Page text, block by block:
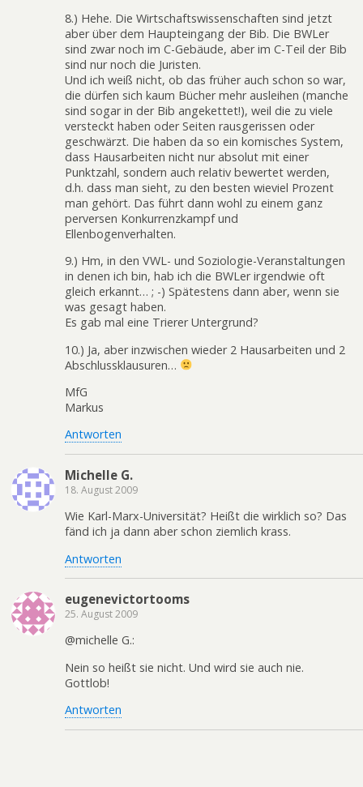
8.) Hehe. Die Wirtschaftswissenschaften sind jetzt
aber über dem Haupteingang der Bib. Die BWLer
sind zwar noch im C-Gebäude, aber im C-Teil der Bib
sind nur noch die Juristen.
Und ich weiß nicht, ob das früher auch schon so war,
die dürfen sich kaum Bücher mehr ausleihen (manche
sind sogar in der Bib angekettet!), weil die zu viele
versteckt haben oder Seiten rausgerissen oder
geschwärzt. Die haben da so ein komisches System,
dass Hausarbeiten nicht nur absolut mit einer
Punktzahl, sondern auch relativ bewertet werden,
d.h. dass man sieht, zu den besten wieviel Prozent
man gehört. Das führt dann wohl zu einem ganz
perversen Konkurrenzkampf und
Ellenbogenverhalten.
9.) Hm, in den VWL- und Soziologie-Veranstaltungen
in denen ich bin, hab ich die BWLer irgendwie oft
gleich erkannt… ; -) Spätestens dann aber, wenn sie
was gesagt haben.
Es gab mal eine Trierer Untergrund?
10.) Ja, aber inzwischen wieder 2 Hausarbeiten und 2
Abschlussklausuren…
MfG
Markus
Antworten
Michelle G.
18. August 2009
Wie Karl-Marx-Universität? Heißt die wirklich so? Das
fänd ich ja dann aber schon ziemlich krass.
Antworten
eugenevictortooms
25. August 2009
@michelle G.:
Nein so heißt sie nicht. Und wird sie auch nie.
Gottlob!
Antworten